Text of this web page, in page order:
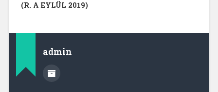
(R. A EYLÜL 2019)
admin